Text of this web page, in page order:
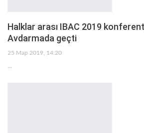
Halklar arası IBAC 2019
Avdarmada geçti
25 Мар 2019, 14:20
…